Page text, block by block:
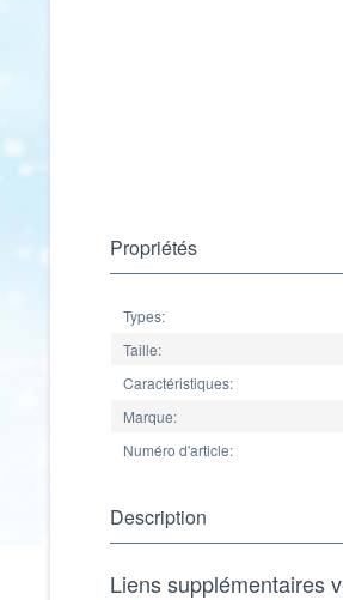
Propriétés
Types:
Taille:
Caractéristiques:
Marque:
Numéro d'article:
Description
Liens supplémentaires